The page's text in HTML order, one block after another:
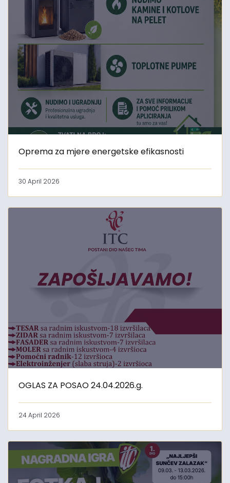
Oprema za mjere energetske efikasnosti
30 April 2026
OGLAS ZA POSAO 24.04.2026.g.
24 April 2026